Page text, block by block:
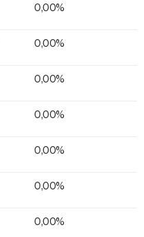
0,00%
0,00%
0,00%
0,00%
0,00%
0,00%
0,00%